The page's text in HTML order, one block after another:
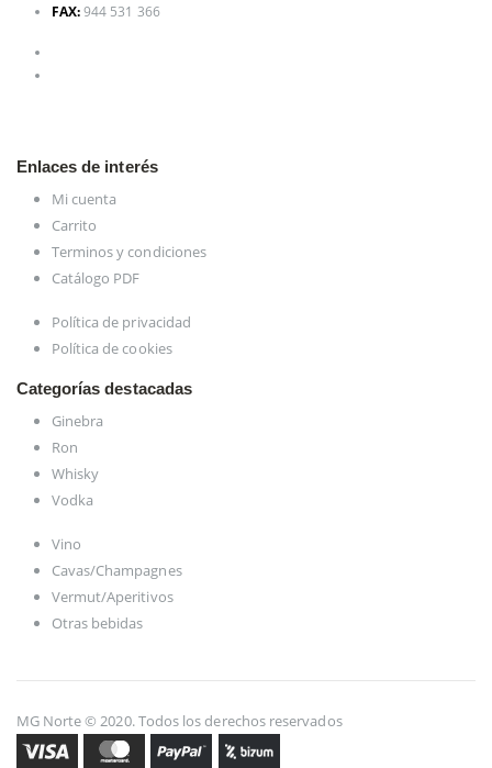
FAX:944 531 366
Enlaces de interés
Mi cuenta
Carrito
Terminos y condiciones
Catálogo PDF
Política de privacidad
Política de cookies
Categorías destacadas
Ginebra
Ron
Whisky
Vodka
Vino
Cavas/Champagnes
Vermut/Aperitivos
Otras bebidas
MG Norte © 2020. Todos los derechos reservados